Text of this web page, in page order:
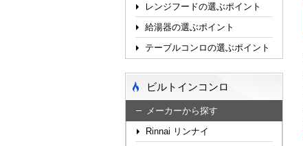
レンジフードの選ぶポイント
給湯器の選ぶポイント
テーブルコンロの選ぶポイント
ビルトインコンロ
メーカーから探す
Rinnai リンナイ